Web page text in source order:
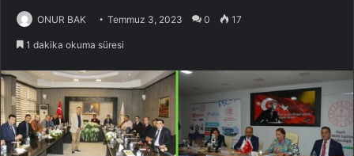
ONUR BAK Temmuz 3, 2023 0 17
1 dakika okuma süresi